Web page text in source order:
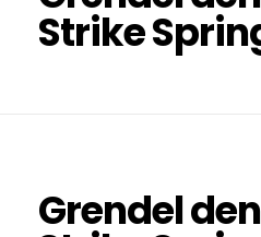
Strike
Grendel